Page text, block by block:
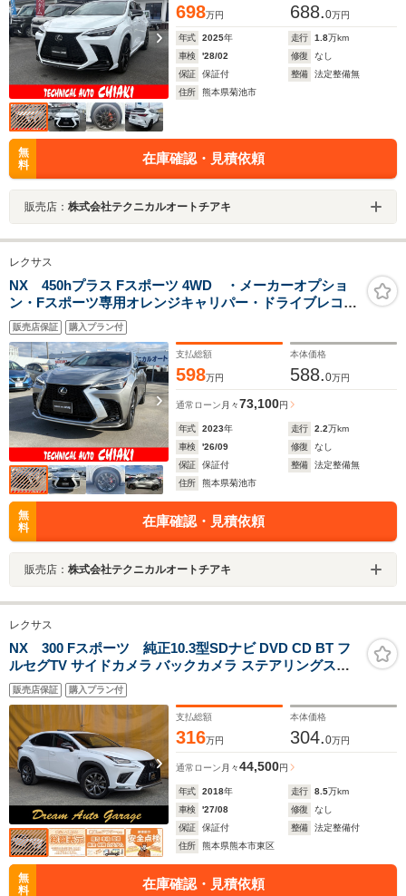
698万円 688.0万円
年式 2025年 走行 1.8万km
車検
'28/02 修復
なし
保証
保証付 整備
法定整備無
住所
熊本県菊池市
無
料
在庫確認・見積依頼
販売店： 株式会社テクニカルオートチアキ
レクサス
NX 450hプラス Fスポーツ 4WD ・メーカーオプショ
ン・Fスポーツ専用オレンジキャリパー・ドライブレコー
ダー前後・デジタルインナーミラー・ムーンルーフ・パ
ノラミックビューモニター+パーキングサポートブレーキ
販売店保証 購入プラン付
支払総額
598万円
本体価格
588.0万円
通常ローン 月々73,100円
年式 2023年 走行 2.2万km
車検
'26/09 修復
なし
保証
保証付 整備
法定整備無
住所
熊本県菊池市
無
料
在庫確認・見積依頼
販売店： 株式会社テクニカルオートチアキ
レクサス
NX 300 Fスポーツ 純正10.3型SDナビ DVD CD BT フ
ルセグTV サイドカメラ バックカメラ ステアリングスイ
ッチ サンルーフ パワーシート レッド/ブラックレザーシ
ート(エアー・ヒーター) 3眼LEDヘッドライト LED フォ
グランプ
販売店保証 購入プラン付
支払総額
316万円
本体価格
304.0万円
通常ローン 月々44,500円
年式 2018年 走行 8.5万km
車検
'27/08 修復
なし
保証
保証付 整備
法定整備付
住所
熊本県熊本市東区
無
料
在庫確認・見積依頼